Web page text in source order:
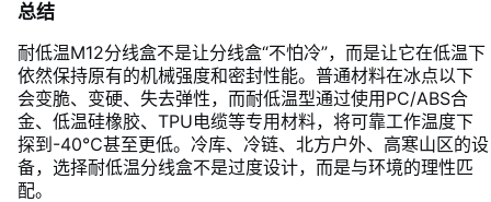
总结
耐低温M12分线盒不是让分线盒“不怕冷”，而是让它在低温下
依然保持原有的机械强度和密封性能。普通材料在冰点以下
会变脆、变硬、失去弹性，而耐低温型通过使用PC/ABS合
金、低温硅橡胶、TPU电缆等专用材料，将可靠工作温度下
探到-40℃甚至更低。冷库、冷链、北方户外、高寒山区的设
备，选择耐低温分线盒不是过度设计，而是与环境的理性匹
配。